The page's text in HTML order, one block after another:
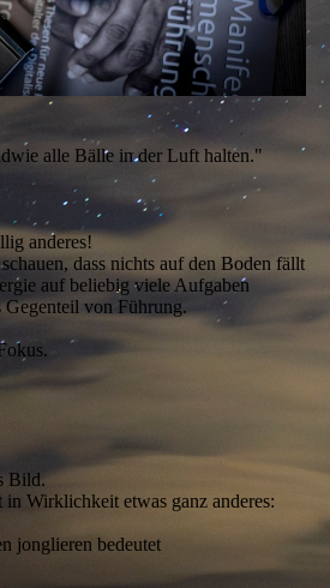
alle Bälle in der Luft halten."
anderes!
dass nichts auf den Boden fällt
auf beliebig viele Aufgaben
von Führung.
Bild.
in Wirklichkeit etwas ganz anderes:
jonglieren bedeutet